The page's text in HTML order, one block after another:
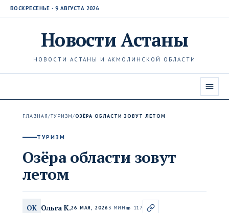
ВОСКРЕСЕНЬЕ · 9 АВГУСТА 2026
НовостиАстаны
НОВОСТИ АСТАНЫ И АКМОЛИНСКОЙ ОБЛАСТИ
ГЛАВНАЯ/ТУРИЗМ/ОЗЁРА ОБЛАСТИ ЗОВУТ ЛЕТОМ
ТУРИЗМ
Озёра области зовут
летом
ОК Ольга К.26 МАЯ, 2026 3 МИН👁 117